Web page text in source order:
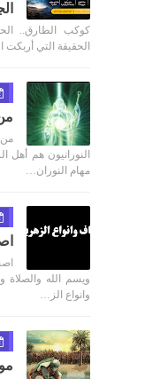
كوكب الطارق..
الحقيقة التي
النورانيون هم
مهام النوران…
ويسم الله
وانواع الز…